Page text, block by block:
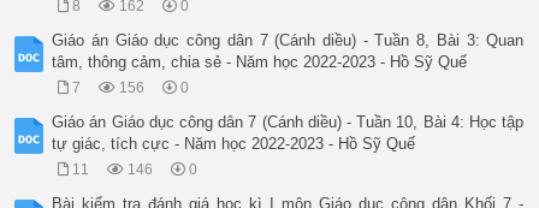
8 162 0
Giáo án Giáo dục công dân 7 (Cánh diều) - Tuần 8, Bài 3: Quan
tâm, thông cảm, chia sẻ - Năm học 2022-2023 - Hồ Sỹ Quế
7 156 0
Giáo án Giáo dục công dân 7 (Cánh diều) - Tuần 10, Bài 4: Học tập
tự giác, tích cực - Năm học 2022-2023 - Hồ Sỹ Quế
11 146 0
Bài kiểm tra đánh giá học kì I môn Giáo dục công dân Khối 7 -